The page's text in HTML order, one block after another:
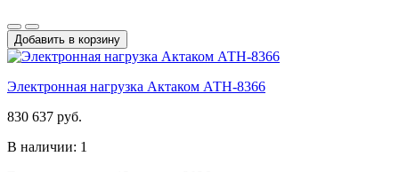
Добавить в корзину
Электронная нагрузка Актаком АТН-8366
830 637 руб.
В наличии: 1